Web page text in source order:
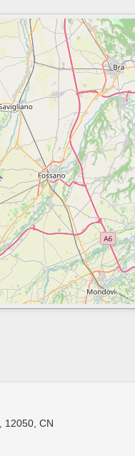
12050, CN